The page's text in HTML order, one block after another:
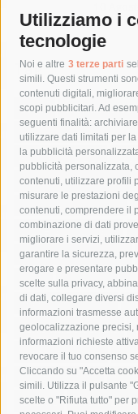
Utilizziamo i
tecnologie
Noi e altre 3 terze parti
simili. Questi strumenti
contenuti digitali,
scopi pubblicitari. Ad
seguenti finalità:
utilizzare dati limitati per
la pubblicità
pubblicità personalizzata,
contenuti, utilizzare profili
misurare le prestazioni
contenuti, comprendere il
combinazione di dati
migliorare i servizi,
garantire la sicurezza,
erogare e presentare
scelte sulla privacy,
di dati, collegare diversi
informazioni trasmesse
geolocalizzazione precisi,
informazioni richieste
revocare il tuo consenso
Cliccando su "Accetta
simili. Utilizza il pulsante
scelte o "Rifiuta tutto" per
Tag
acqua allerta meteo
area marina protetta
Asl Napoli 3 sud
castellammare di
comune di sorrento
costiera amalfitana
fondazione sorrento
lavori
lorenzo
massimo coppola
penisola sorrentina
protezione civile
sindaco cuomo
turismo
Vico